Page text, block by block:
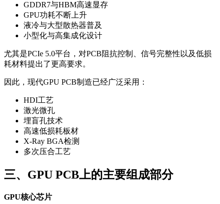
GDDR7与HBM高速显存
GPU功耗不断上升
液冷与大型散热器普及
小型化与高集成化设计
尤其是PCIe 5.0平台，对PCB阻抗控制、信号完整性以及低损
耗材料提出了更高要求。
因此，现代GPU PCB制造已经广泛采用：
HDI工艺
激光微孔
埋盲孔技术
高速低损耗板材
X-Ray BGA检测
多次压合工艺
三、GPU PCB上的主要组成部分
GPU核心芯片